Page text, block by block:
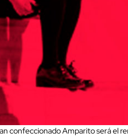
confeccionado Amparito será el